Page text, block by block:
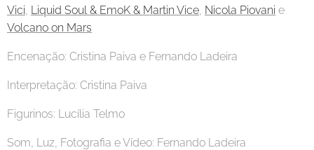
Vici Liquid Soul & EmoK & Martin Vice Nicola Piovani e
Volcano on Mars
Encenação: Cristina Paiva e Fernando Ladeira
Interpretação: Cristina Paiva
Figurinos: Lucília Telmo
Som, Luz, Fotografia e Vídeo: Fernando Ladeira